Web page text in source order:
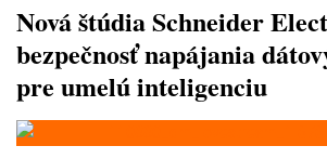
Nová štúdia Schneider
bezpečnosť napájania
pre umelú inteligenciu